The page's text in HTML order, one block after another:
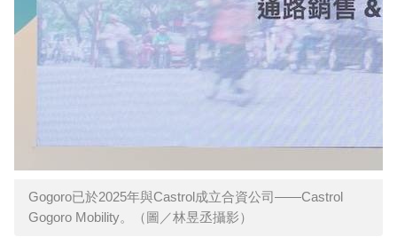
Gogoro已於2025年與Castrol成立合資公司——Castrol
Gogoro Mobility。（圖／林昱丞攝影）